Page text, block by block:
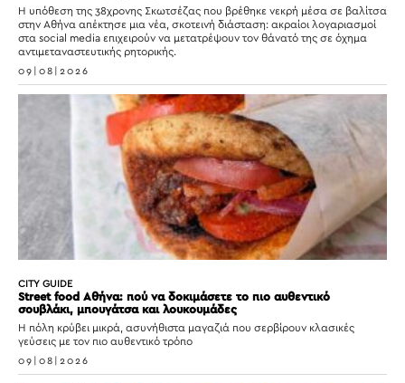
Η υπόθεση της 38χρονης Σκωτσέζας που βρέθηκε νεκρή μέσα σε βαλίτσα
στην Αθήνα απέκτησε μια νέα, σκοτεινή διάσταση: ακραίοι λογαριασμοί
στα social media επιχειρούν να μετατρέψουν τον θάνατό της σε όχημα
αντιμεταναστευτικής ρητορικής.
09|08|2026
CITY GUIDE
Street food Αθήνα: πού να δοκιμάσετε το πιο αυθεντικό
σουβλάκι, μπουγάτσα και λουκουμάδες
Η πόλη κρύβει μικρά, ασυνήθιστα μαγαζιά που σερβίρουν κλασικές
γεύσεις με τον πιο αυθεντικό τρόπο
09|08|2026